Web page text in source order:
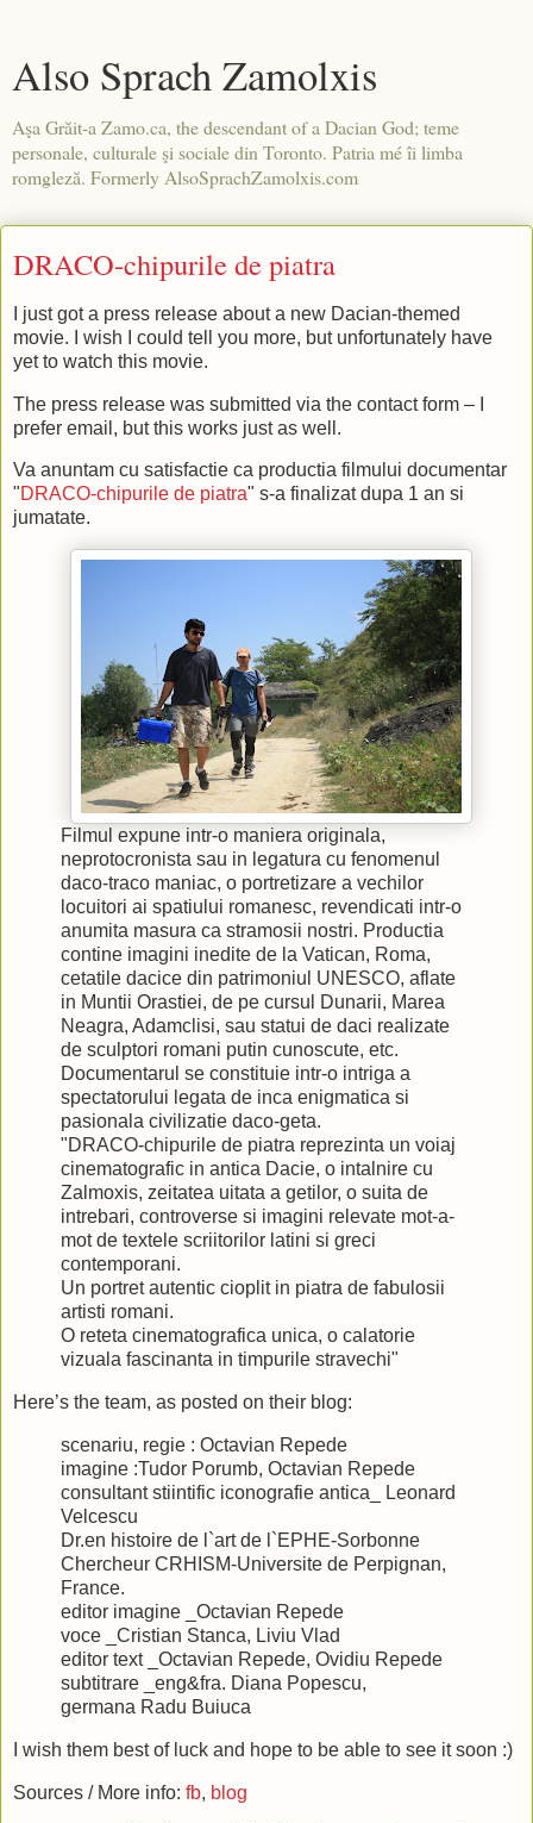
Also Sprach Zamolxis
Aşa Grăit-a Zamo.ca, the descendant of a Dacian God; teme
personale, culturale şi sociale din Toronto. Patria mé îi limba
romgleză. Formerly AlsoSprachZamolxis.com
DRACO-chipurile de piatra
I just got a press release about a new Dacian-themed
movie. I wish I could tell you more, but unfortunately have
yet to watch this movie.
The press release was submitted via the contact form – I
prefer email, but this works just as well.
Va anuntam cu satisfactie ca productia filmului documentar
"DRACO-chipurile de piatra" s-a finalizat dupa 1 an si
jumatate.
Filmul expune intr-o maniera originala,
neprotocronista sau in legatura cu fenomenul
daco-traco maniac, o portretizare a vechilor
locuitori ai spatiului romanesc, revendicati intr-o
anumita masura ca stramosii nostri. Productia
contine imagini inedite de la Vatican, Roma,
cetatile dacice din patrimoniul UNESCO, aflate
in Muntii Orastiei, de pe cursul Dunarii, Marea
Neagra, Adamclisi, sau statui de daci realizate
de sculptori romani putin cunoscute, etc.
Documentarul se constituie intr-o intriga a
spectatorului legata de inca enigmatica si
pasionala civilizatie daco-geta.
"DRACO-chipurile de piatra reprezinta un voiaj
cinematografic in antica Dacie, o intalnire cu
Zalmoxis, zeitatea uitata a getilor, o suita de
intrebari, controverse si imagini relevate mot-a-
mot de textele scriitorilor latini si greci
contemporani.
Un portret autentic cioplit in piatra de fabulosii
artisti romani.
O reteta cinematografica unica, o calatorie
vizuala fascinanta in timpurile stravechi"
Here’s the team, as posted on their blog:
scenariu, regie : Octavian Repede
imagine :Tudor Porumb, Octavian Repede
consultant stiintific iconografie antica_ Leonard
Velcescu
Dr.en histoire de l`art de l`EPHE-Sorbonne
Chercheur CRHISM-Universite de Perpignan,
France.
editor imagine _Octavian Repede
voce _Cristian Stanca, Liviu Vlad
editor text _Octavian Repede, Ovidiu Repede
subtitrare _eng&fra. Diana Popescu,
germana Radu Buiuca
I wish them best of luck and hope to be able to see it soon :)
Sources / More info: fb, blog